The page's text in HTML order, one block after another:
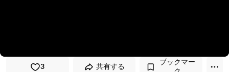
3 共有する
ブックマー